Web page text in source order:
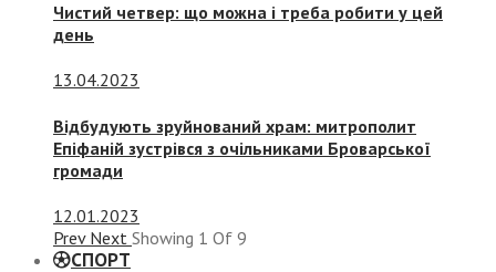
Чистий четвер: що можна і треба робити у цей
день
13.04.2023
Відбудують зруйнований храм: митрополит
Епіфаній зустрівся з очільниками Броварської
громади
12.01.2023
Prev Next Showing 1 Of 9
СПОРТ